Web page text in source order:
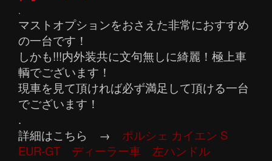
.
マストオプションをおさえた非常におすすめ
の一台です！
しかも!!!内外装共に文句無しに綺麗！極上車
輌でございます！
現車を見て頂ければ必ず満足して頂ける一台
でございます！
.
詳細はこちら → ポルシェ カイエン S
EUR-GT ディーラー車 左ハンドル